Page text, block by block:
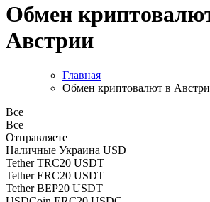
Обмен
Австрии
Главная
Обмен криптовалют в
Все
Все
Отправляете
Наличные Украина USD
Tether TRC20 USDT
Tether ERC20 USDT
Tether BEP20 USDT